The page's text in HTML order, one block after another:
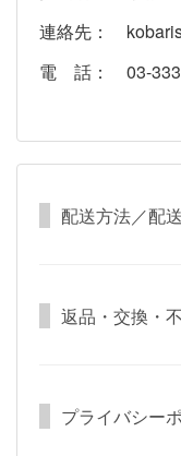
連絡先：
電 話： 03-
配送方法／配
返品・交換・
プライバシー